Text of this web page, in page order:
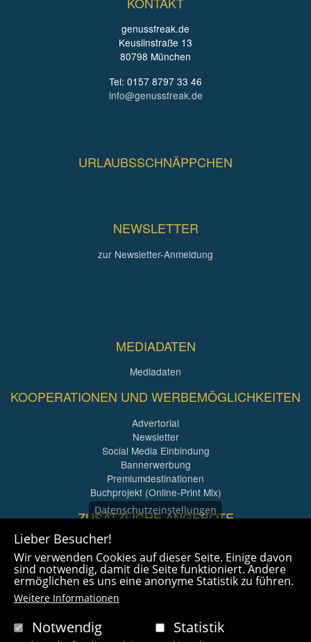
genussfreak.de
Keuslinstraße 13
80798 München
Tel: 0157 8797 33 46
info@genussfreak.de
URLAUBSSCHNÄPPCHEN
NEWSLETTER
zur Newsletter-Anmeldung
MEDIADATEN
Mediadaten
KOOPERATIONEN UND WERBEMÖGLICHKEITEN
Advertorial
Newsletter
Social Media Einbindung
Bannerwerbung
Premiumdestinationen
Buchprojekt (Online-Print Mix)
ZUSÄTZLICHE ANGEBOTE
Imagefilme und mehr
360° x 360° Fotografie
Datenschutzeinstellungen
Lieber Besucher!
Wir verwenden Cookies auf dieser Seite. Einige davon
sind notwendig, damit die Seite funktioniert. Andere
ermöglichen es uns eine anonyme Statistik zu führen.
Weitere Informationen
Notwendig Statistik